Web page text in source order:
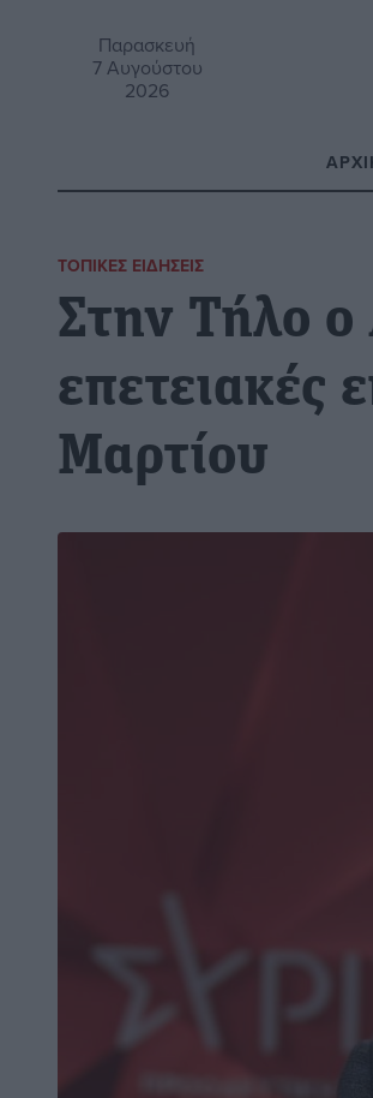
Παρασκευή
7 Αυγούστου
2026
ΤΟΠΙΚΈΣ ΕΙΔΉΣΕΙΣ
Στην Τήλο ο
επετειακές
Μαρτίου